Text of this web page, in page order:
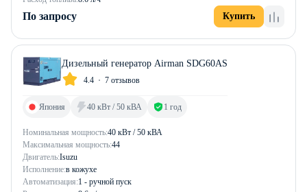
По запросу Купить
Дизельный генератор Airman SDG60AS
4.4 7 отзывов
Номинальная мощность:40 кВт / 50 кВА
Максимальная мощность:44
Двигатель:Isuzu
Исполнение:в кожухе
Автоматизация:1 - ручной пуск
Япония 40 кВт / 50 кВА 1 год